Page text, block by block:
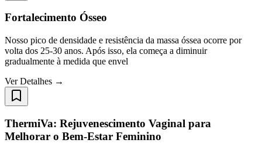
Fortalecimento Ósseo
Nosso pico de densidade e resistência da massa óssea ocorre por
volta dos 25-30 anos. Após isso, ela começa a diminuir
gradualmente à medida que envel
Ver Detalhes →
ThermiVa: Rejuvenescimento Vaginal para
Melhorar o Bem-Estar Feminino